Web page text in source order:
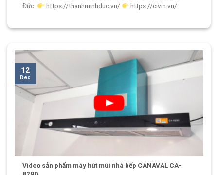
Đức:
https://thanhminhduc.vn/ https://civin.vn/
Video sản phẩm máy hút mùi nhà bếp CANAVAL CA-
8290
12
Dec